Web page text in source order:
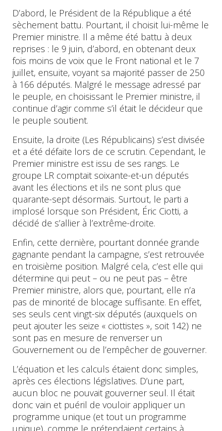
D’abord, le Président de la République a été
sèchement battu. Pourtant, il choisit lui-même le
Premier ministre. Il a même été battu à deux
reprises : le 9 juin, d’abord, en obtenant deux
fois moins de voix que le Front national et le 7
juillet, ensuite, voyant sa majorité passer de 250
à 166 députés. Malgré le message adressé par
le peuple, en choisissant le Premier ministre, il
continue d’agir comme s’il était le décideur que
le peuple soutient.
Ensuite, la droite (Les Républicains) s’est divisée
et a été défaite lors de ce scrutin. Cependant, le
Premier ministre est issu de ses rangs. Le
groupe LR comptait soixante-et-un députés
avant les élections et ils ne sont plus que
quarante-sept désormais. Surtout, le parti a
implosé lorsque son Président, Éric Ciotti, a
décidé de s’allier à l’extrême-droite.
Enfin, cette dernière, pourtant donnée grande
gagnante pendant la campagne, s’est retrouvée
en troisième position. Malgré cela, c’est elle qui
détermine qui peut – ou ne peut pas – être
Premier ministre, alors que, pourtant, elle n’a
pas de minorité de blocage suffisante. En effet,
ses seuls cent vingt-six députés (auxquels on
peut ajouter les seize « ciottistes », soit 142) ne
sont pas en mesure de renverser un
Gouvernement ou de l’empêcher de gouverner.
L’équation et les calculs étaient donc simples,
après ces élections législatives. D’une part,
aucun bloc ne pouvait gouverner seul. Il était
donc vain et puéril de vouloir appliquer un
programme unique (et tout un programme
unique), comme le prétendaient certains à